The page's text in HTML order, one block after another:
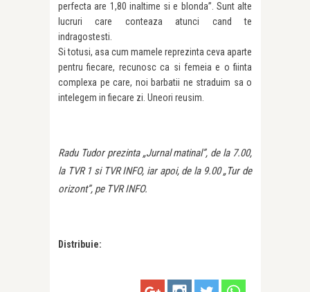
perfecta are 1,80 inaltime si e blonda”. Sunt alte
lucruri care conteaza atunci cand te
indragostesti.
Si totusi, asa cum mamele reprezinta ceva aparte
pentru fiecare, recunosc ca si femeia e o fiinta
complexa pe care, noi barbatii ne straduim sa o
intelegem in fiecare zi. Uneori reusim.
Radu Tudor prezinta „Jurnal matinal”, de la 7.00,
la TVR 1 si TVR INFO, iar apoi, de la 9.00 „Tur de
orizont”, pe TVR INFO.
Distribuie: